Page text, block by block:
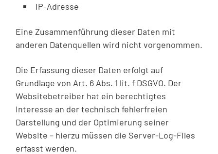
IP-Adresse
Eine Zusammenführung dieser Daten mit
anderen Datenquellen wird nicht vorgenommen.
Die Erfassung dieser Daten erfolgt auf
Grundlage von Art. 6 Abs. 1 lit. f DSGVO. Der
Websitebetreiber hat ein berechtigtes
Interesse an der technisch fehlerfreien
Darstellung und der Optimierung seiner
Website – hierzu müssen die Server-Log-Files
erfasst werden.